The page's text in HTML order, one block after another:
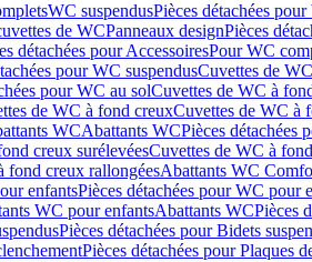
WC suspendusPièces détachées
de WCPanneaux designPièces
détachées pour AccessoiresPour WC
pour WC suspendusCuvettes de
pour WC au solCuvettes de WC à
de WC à fond creuxCuvettes de WC à
WCAbattants WCPièces détachées
creux surélevéesCuvettes de WC à
fond creux rallongéesAbattants WC
enfantsPièces détachées pour WC pour
WC pour enfantsAbattants WCPièces
Pièces détachées pour Bidets
Pièces détachées pour Plaques